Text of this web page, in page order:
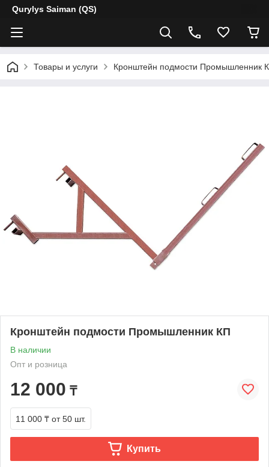
Qurylys Saiman (QS)
Товары и услуги Кронштейн подмости Промышленник
Кронштейн подмости Промышленник КП
В наличии
Опт и розница
12 000 ₸
11 000 ₸ от 50 шт.
Купить